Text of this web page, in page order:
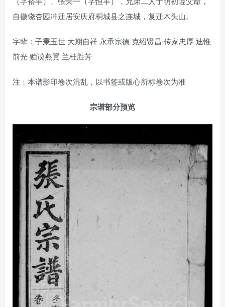
自徽饶杏园冲迁居安庆府桐城县之连城，复迁木头山。
字辈：子秉玉世 大期自祥 永承宗德 克绍贤昌 传家忠厚 迪惟
前光 贻谟燕翼 兰桂胜芳
注：本谱影印卷次混乱，以书签或版心所标卷次为准
宗谱部分预览